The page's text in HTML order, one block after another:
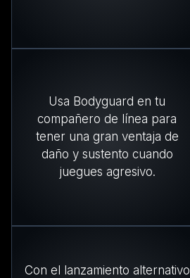
Usa Bodyguard en tu
compañero de línea para
tener una gran ventaja de
daño y sustento cuando
juegues agresivo.
Con el lanzamiento alternativo